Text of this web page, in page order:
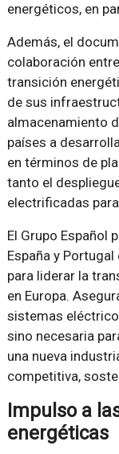
energéticos, en
Además, el
colaboración
transición
de sus
almacenamiento
países a
en términos de
tanto el
electrificadas
El Grupo Español
España y
para liderar la
en Europa.
sistemas
sino necesaria
una nueva
competitiva,
Impulso a
energéticas